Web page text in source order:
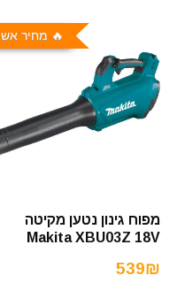
🔥 מחיר אש
מפוח גינון נטען מקיטה
Makita XBU03Z 18V
539₪